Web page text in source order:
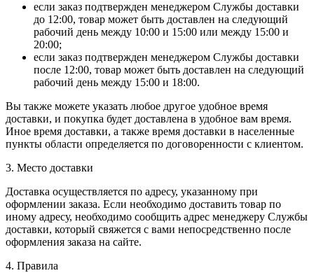
если заказ подтвержден менеджером Службы доставки
до 12:00, товар может быть доставлен на следующий
рабочий день между 10:00 и 15:00 или между 15:00 и
20:00;
если заказ подтвержден менеджером Службы доставки
после 12:00, товар может быть доставлен на следующий
рабочий день между 15:00 и 18:00.
Вы также можете указать любое другое удобное время
доставки, и покупка будет доставлена в удобное вам время.
Иное время доставки, а также время доставки в населенные
пункты области определяется по договоренности с клиентом.
3. Место доставки
Доставка осуществляется по адресу, указанному при
оформлении заказа. Если необходимо доставить товар по
иному адресу, необходимо сообщить адрес менеджеру Службы
доставки, который свяжется с вами непосредственно после
оформления заказа на сайте.
4. Правила